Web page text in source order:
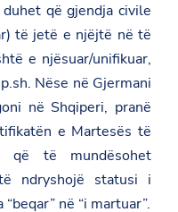
që gjendja civile
të jetë e njëjtë në të
e njësuar/unifikuar,
Nëse në Gjermani
në Shqiperi, pranë
e Martesës të
që të mundësohet
ndryshojë statusi i
në “i martuar”.